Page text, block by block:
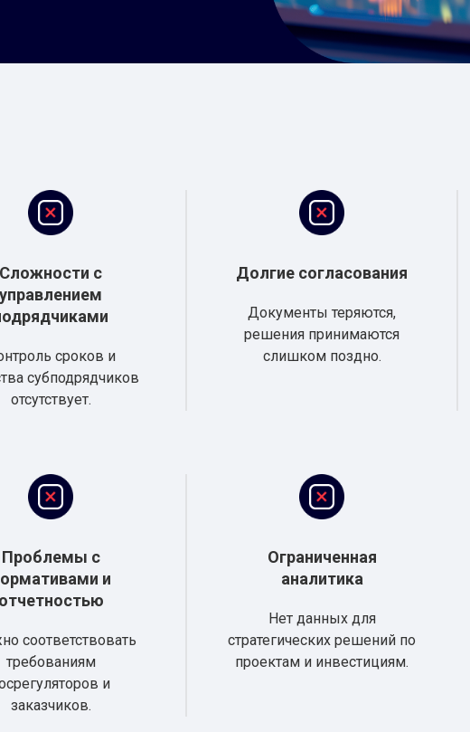
Сложности с
управлением
сроков и
субподрядчиков
отсутствует.
Долгие согласования
Документы теряются,
решения принимаются
слишком поздно.
Проблемы с
и
отчетностью
соответствовать
требованиям
и
заказчиков.
Ограниченная
аналитика
Нет данных для
стратегических решений по
проектам и инвестициям.